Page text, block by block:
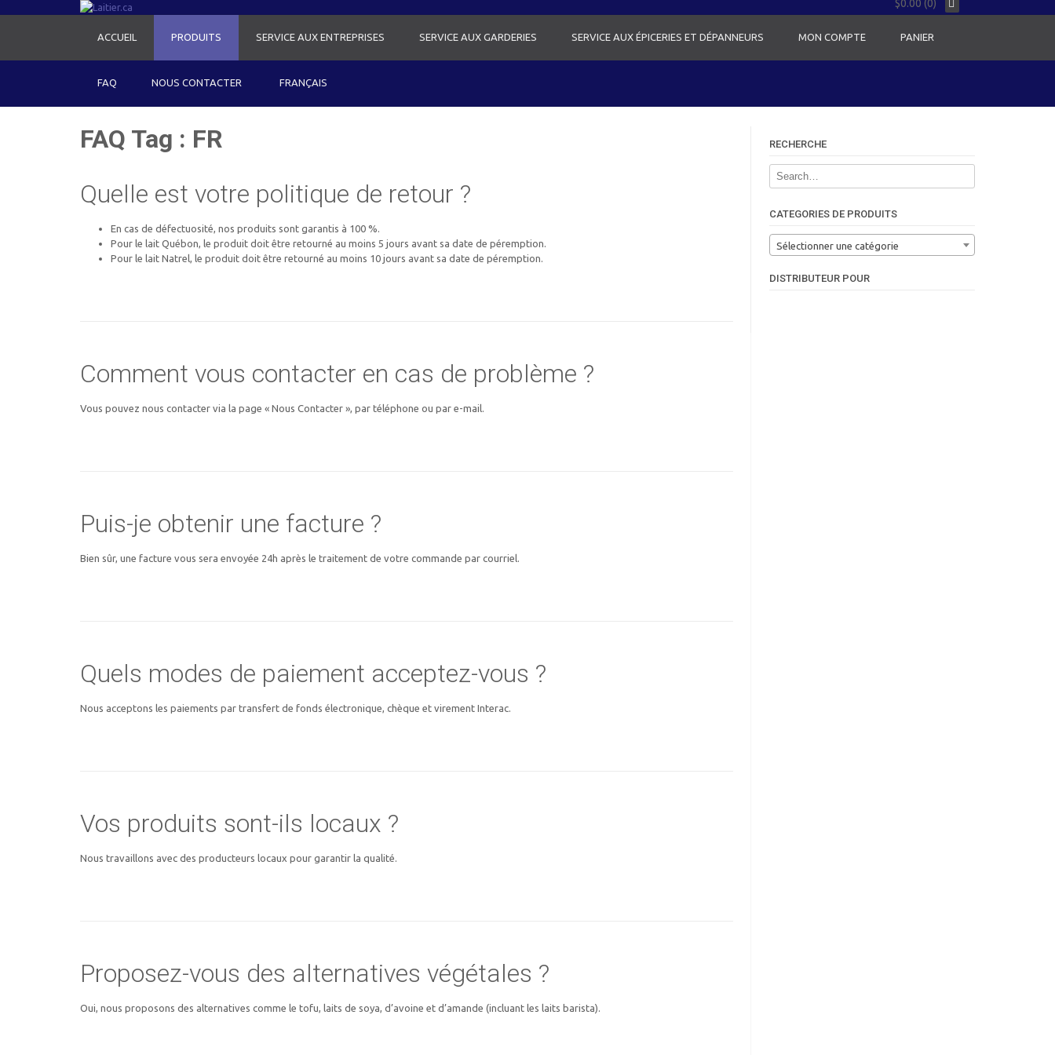
$0.00 (0)
ACCUEIL PRODUITS SERVICE AUX ENTREPRISES SERVICE AUX GARDERIES SERVICE AUX ÉPICERIES ET DÉPANNEURS MON COMPTE PANIER
FAQ NOUS CONTACTER FRANÇAIS
FAQ Tag : FR
Quelle est votre politique de retour ?
En cas de défectuosité, nos produits sont garantis à 100 %.
Pour le lait Québon, le produit doit être retourné au moins 5 jours avant sa date de péremption.
Pour le lait Natrel, le produit doit être retourné au moins 10 jours avant sa date de péremption.
Comment vous contacter en cas de problème ?
Vous pouvez nous contacter via la page « Nous Contacter », par téléphone ou par e-mail.
Puis-je obtenir une facture ?
Bien sûr, une facture vous sera envoyée 24h après le traitement de votre commande par courriel.
Quels modes de paiement acceptez-vous ?
Nous acceptons les paiements par transfert de fonds électronique, chèque et virement Interac.
Vos produits sont-ils locaux ?
Nous travaillons avec des producteurs locaux pour garantir la qualité.
Proposez-vous des alternatives végétales ?
Oui, nous proposons des alternatives comme le tofu, laits de soya, d’avoine et d’amande (incluant les laits barista).
RECHERCHE
CATEGORIES DE PRODUITS
Sélectionner une catégorie
DISTRIBUTEUR POUR